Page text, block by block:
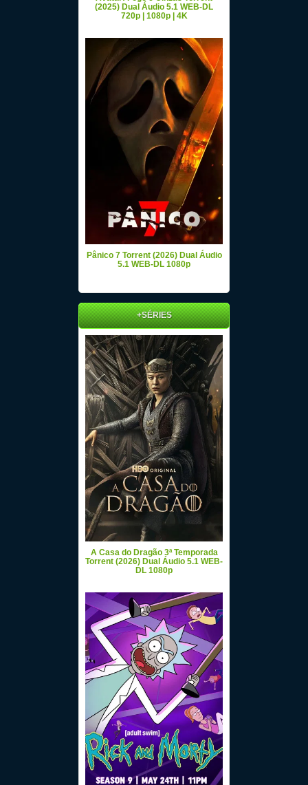
(2025) Dual Áudio 5.1 WEB-DL
720p | 1080p | 4K
Pânico 7 Torrent (2026) Dual Áudio
5.1 WEB-DL 1080p
+SÉRIES
A Casa do Dragão 3ª Temporada
Torrent (2026) Dual Áudio 5.1 WEB-
DL 1080p